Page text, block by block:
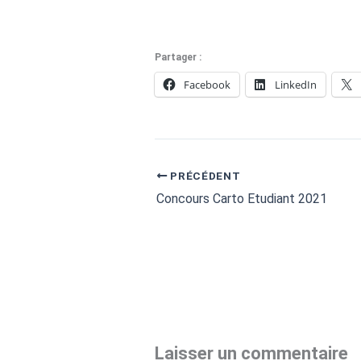
Partager :
Facebook LinkedIn
PRÉCÉDENT
Concours Carto Etudiant 2021
Laisser un commentaire